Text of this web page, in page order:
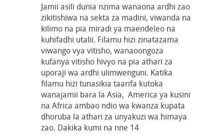
Jamii asili dunia nzima wanaona ardhi zao
zikitishiwa na sekta za madini, viwanda na
kilimo na pia miradi ya maendeleo na
kuhifadhi utalii. Filamu hizi zinatazama
viwango vya vitisho, wanaoongoza
kufanya vitisho hivyo na pia athari za
uporaji wa ardhi ulimwenguni. Katika
filamu hizi tunasikia taarifa kutoka
wanajamii bara la Asia, America ya kusini
na Africa ambao ndio wa kwanza kupata
dhoruba la athari za unyakuzi wa himaya
zao. Dakika kumi na nne 14